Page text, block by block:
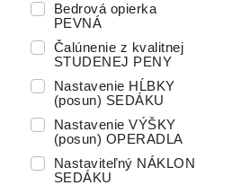
Bedrová opierka
PEVNÁ
Čalúnenie z kvalitnej
STUDENEJ PENY
Nastavenie HĹBKY
(posun) SEDÁKU
Nastavenie VÝŠKY
(posun) OPERADLA
Nastaviteľný NÁKLON
SEDÁKU